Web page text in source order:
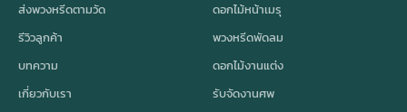
ส่งพวงหรีดตามวัด
รีวิวลูกค้า
บทความ
เกี่ยวกับเรา
ดอกไม้หน้าเมรุ
พวงหรีดพัดลม
ดอกไม้งานแต่ง
รับจัดงานศพ